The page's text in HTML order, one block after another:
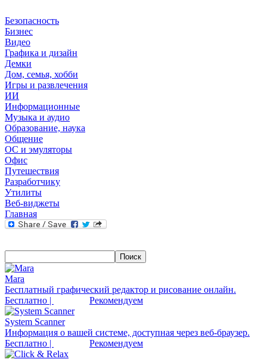
Безопасность
Бизнес
Видео
Графика и дизайн
Демки
Дом, семья, хобби
Игры и развлечения
ИИ
Информационные
Музыка и аудио
Образование, наука
Общение
ОС и эмуляторы
Офис
Путешествия
Разработчику
Утилиты
Веб-виджеты
Главная
Mara
Бесплатный графический редактор и рисование онлайн.
Бесплатно |
Рекомендуем
System Scanner
Информация о вашей системе, доступная через веб-браузер.
Бесплатно |
Рекомендуем